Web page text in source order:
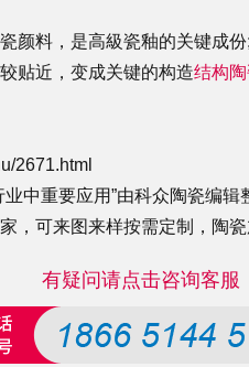
颜料，是高級瓷釉的关键成
贴近，变成关键的构造结构
2671.html
中重要应用”由科众陶瓷编
，可来图来样按需定制， 陶
有疑问请点击咨询客服